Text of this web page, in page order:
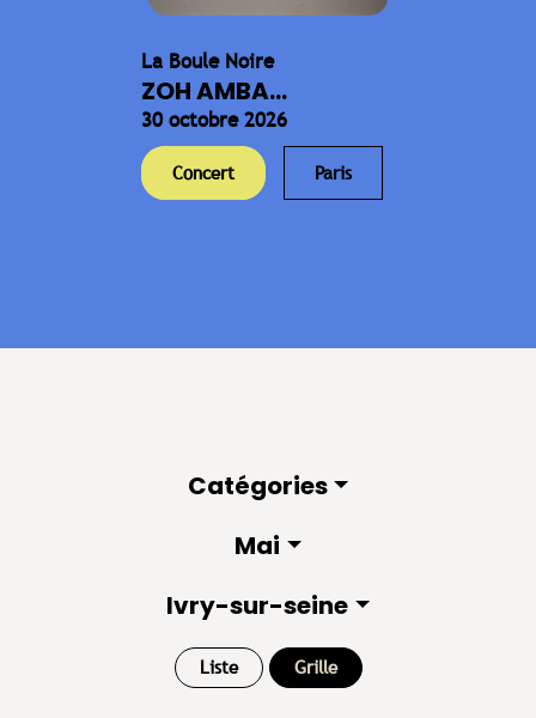
La Boule Noire
ZOH AMBA...
30 octobre 2026
Concert Paris
Catégories
Mai
Ivry-sur-seine
Liste Grille